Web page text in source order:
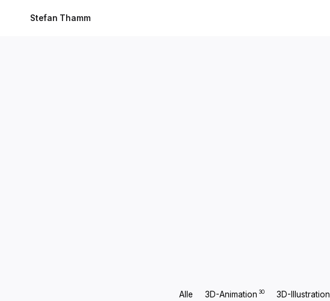
Stefan Thamm
Alle 3D-Animation 30 3D-Illustration